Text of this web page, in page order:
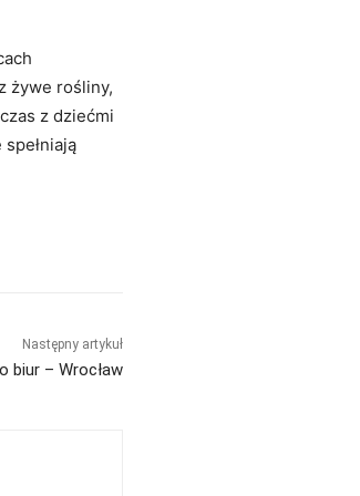
żywe rośliny,
z dziećmi
Następny artykuł
biur – Wrocław